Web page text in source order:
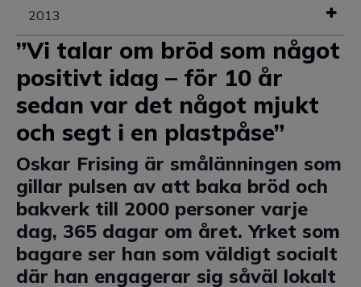
2013
”Vi talar om bröd som något
positivt idag – för 10 år
sedan var det något mjukt
och segt i en plastpåse”
Oskar Frising är smålänningen som
gillar pulsen av att baka bröd och
bakverk till 2000 personer varje
dag, 365 dagar om året. Yrket som
bagare ser han som väldigt socialt
där han engagerar sig såväl lokalt